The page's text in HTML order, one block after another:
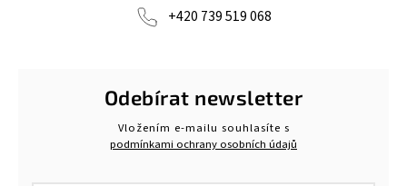
+420 739 519 068
Odebírat newsletter
Vložením e-mailu souhlasíte s
podmínkami ochrany osobních údajů